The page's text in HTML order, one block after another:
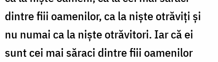
Nechifor
dintre fiii oamenilor, ca la nişte otrăviţi şi
nu numai ca la nişte otrăvitori. Iar că ei
sunt cei mai săraci dintre fiii oamenilor